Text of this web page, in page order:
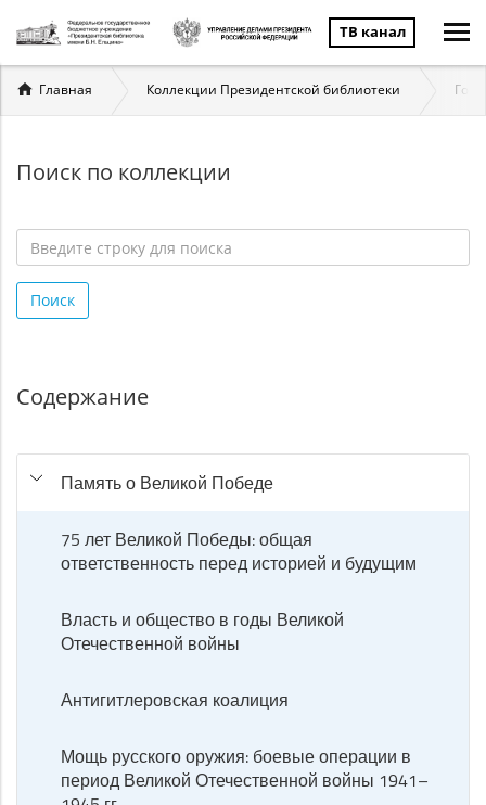
ТВ канал
Вы
здесь
Главная Коллекции Президентской библиотеки
Поиск по коллекции
строку
для
Поиск
Содержание
Память о Великой Победе
75 лет Великой Победы: общая
ответственность перед историей и будущим
Власть и общество в годы Великой
Отечественной войны
Антигитлеровская коалиция
Мощь русского оружия: боевые операции в
период Великой Отечественной войны 1941–